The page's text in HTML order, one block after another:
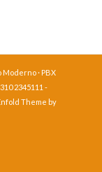
· PBX
2345111 -
Theme by